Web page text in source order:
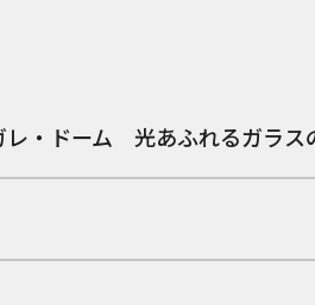
レ・ドーム 光あふれるガラス